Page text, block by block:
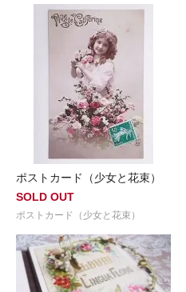
ポストカード（少女と花束）
SOLD OUT
ポストカード（少女と花束）